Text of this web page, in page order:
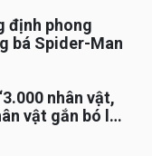
định phong
bá Spider-Man
nhân vật,
vật gắn bó lâu